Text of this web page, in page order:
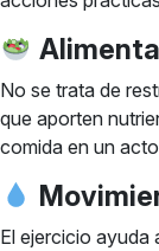
No se trata de
que aporten
comida en un
El ejercicio ayuda